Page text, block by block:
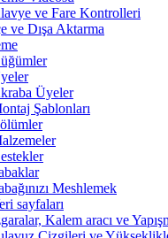
ve Fare Kontrolleri
ve Dışa Aktarma
Üyeler
Şablonları
Meshlemek
sayfaları
Kalem aracı ve